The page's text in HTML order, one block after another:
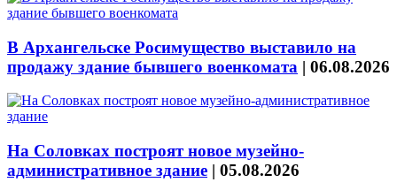
В Архангельске Росимущество выставило на
продажу здание бывшего военкомата | 06.08.2026
На Соловках построят новое музейно-
административное здание | 05.08.2026